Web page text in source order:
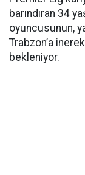
barındıran 34
oyuncusunun,
Trabzon’a
bekleniyor.